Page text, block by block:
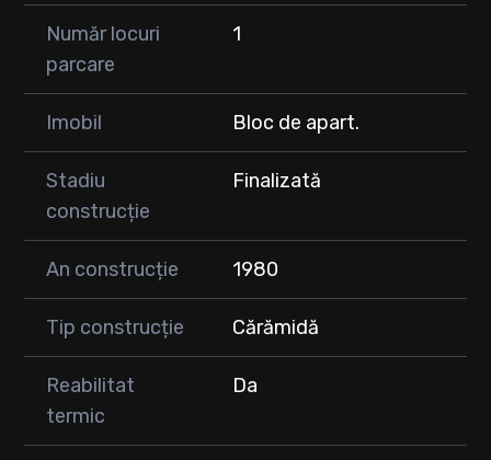
Număr locuri
parcare
1
Imobil Bloc de apart.
Stadiu
construcție
Finalizată
An construcție 1980
Tip construcție Cărămidă
Reabilitat
termic
Da